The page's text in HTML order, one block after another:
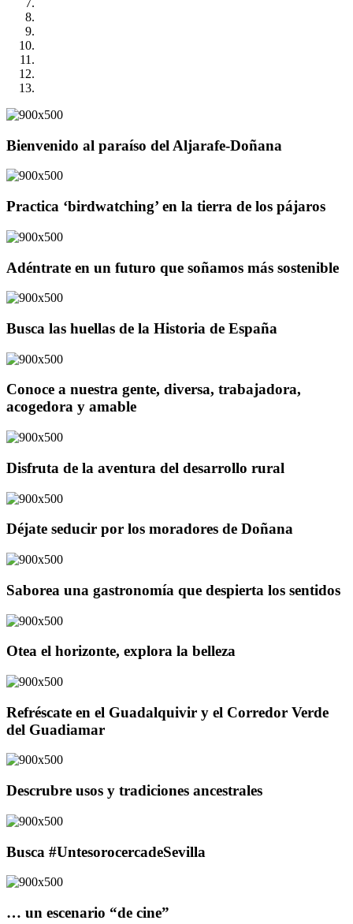
Bienvenido al paraíso del Aljarafe-Doñana
Practica ‘birdwatching’ en la tierra de los pájaros
Adéntrate en un futuro que soñamos más sostenible
Busca las huellas de la Historia de España
Conoce a nuestra gente, diversa, trabajadora,
acogedora y amable
Disfruta de la aventura del desarrollo rural
Déjate seducir por los moradores de Doñana
Saborea una gastronomía que despierta los sentidos
Otea el horizonte, explora la belleza
Refréscate en el Guadalquivir y el Corredor Verde
del Guadiamar
Descrubre usos y tradiciones ancestrales
Busca #UntesorocercadeSevilla
… un escenario “de cine”